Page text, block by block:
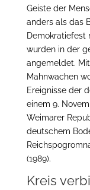
Geiste der
anders als das
Demokratiefest
wurden in der
angemeldet.
Mahnwachen
Ereignisse der
einem 9.
Weimarer
deutschem
(1989).
Kreis